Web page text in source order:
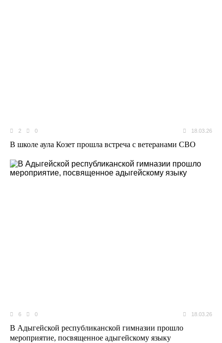
2 0 18.03.26
В школе аула Козет прошла встреча с ветеранами СВО
6 0 18.03.26
В Адыгейской республиканской гимназии прошло
мероприятие, посвященное адыгейскому языку